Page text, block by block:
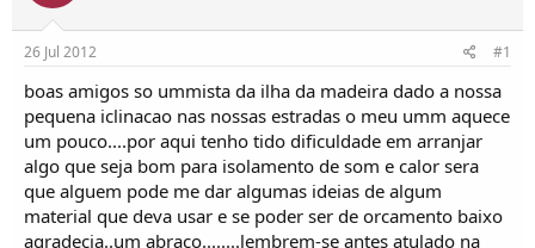
d
o
r
e
T
ó
p
i
c
í
i
o
26 Jul 2012 #1
boas amigos so ummista da ilha da madeira dado a nossa
pequena iclinacao nas nossas estradas o meu umm aquece
um pouco....por aqui tenho tido dificuldade em arranjar
algo que seja bom para isolamento de som e calor sera
que alguem pode me dar algumas ideias de algum
material que deva usar e se poder ser de orcamento baixo
agradecia..um abraco........lembrem-se antes atulado na